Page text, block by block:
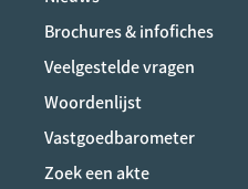
Brochures & infofiches
Veelgestelde vragen
Woordenlijst
Vastgoedbarometer
Zoek een akte